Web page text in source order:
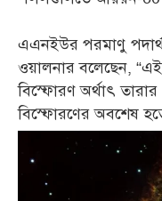
এএনইউর পরমাণু
ওয়ালনার বলেছেন,
বিস্ফোরণ অর্থাৎ তারার
বিস্ফোরণের অবশেষ